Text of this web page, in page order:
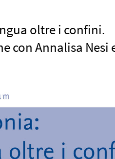
oltre i confini.
con Annalisa Nesi